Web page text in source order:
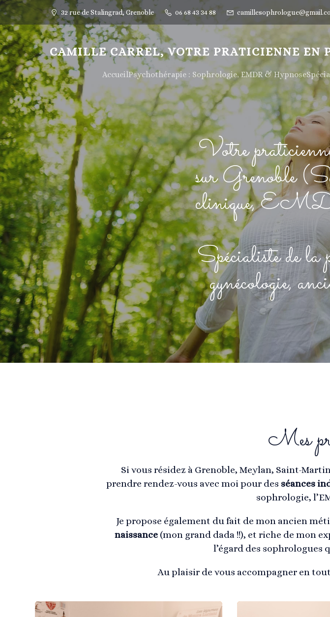
32 rue de Stalingrad, Grenoble 06 68 43 34 88
CAMILLE CARREL, VOTRE PRATICIENNE EN
AccueilPsychothérapie : Sophrologie, EMDR & Hypnose
Votre
sur Grenoble
clinique,
Spécialiste de la
gynécologie,
Mes
Si vous résidez à Grenoble, Meylan, Saint-
prendre rendez-vous avec moi pour des séances
sophrologie,
Je propose également du fait de mon ancien
naissance (mon grand dada !!), et riche de mon
l’égard des
Au plaisir de vous accompagner en